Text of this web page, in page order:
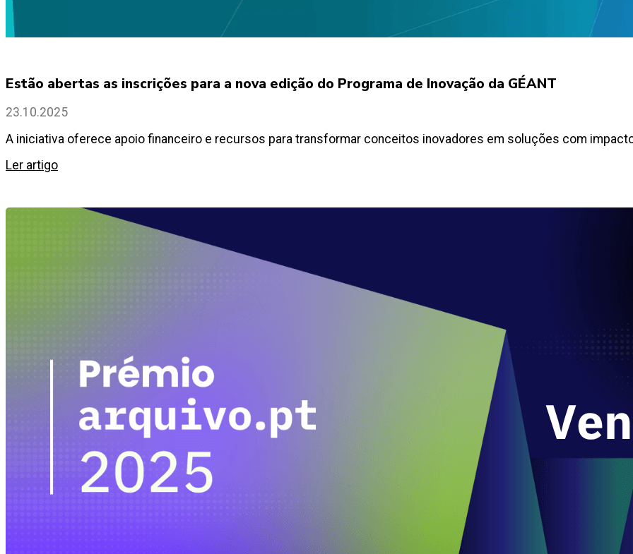
Estão abertas as inscrições para a nova edição do Programa de Inovação da GÉANT
23.10.2025
A iniciativa oferece apoio financeiro e recursos para transformar conceitos inovadores em soluções com
Ler artigo